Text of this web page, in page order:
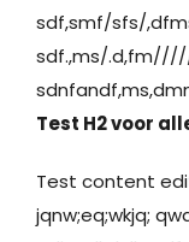
sdf,smf/sfs/
sdf.,ms/
Test H2 voor
Test content
jqnw;eq;wkjq;